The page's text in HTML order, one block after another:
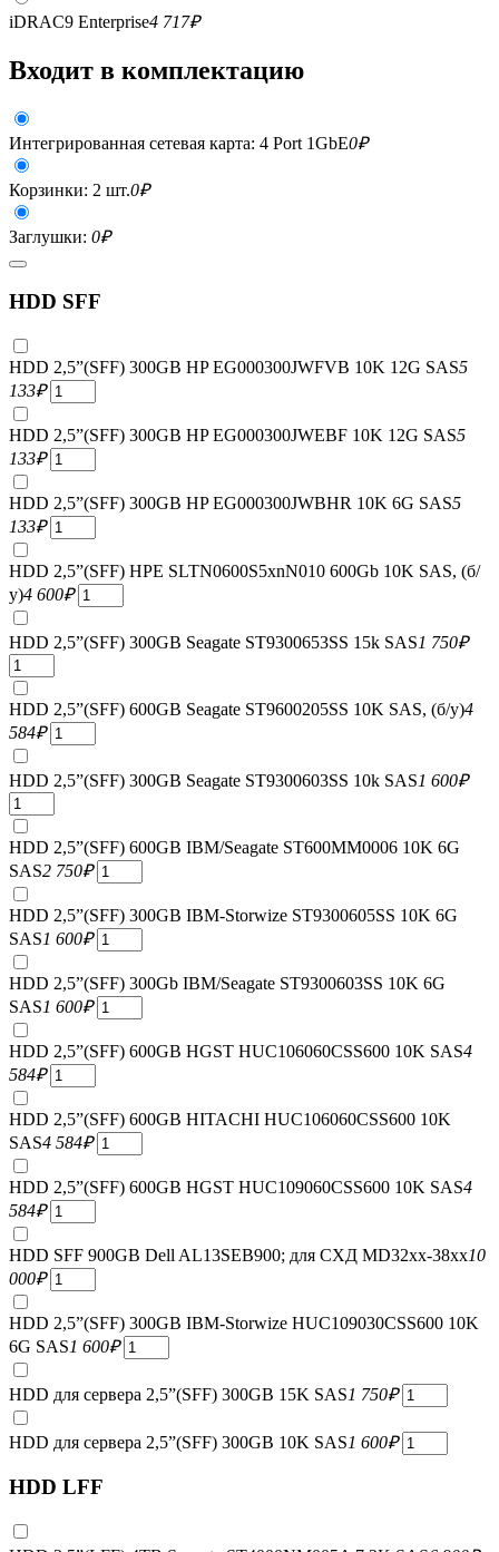
iDRAC9 Enterprise4 717₽
Входит в комплектацию
Интегрированная сетевая карта: 4 Port 1GbE0₽
Корзинки: 2 шт.0₽
Заглушки: 0₽
HDD SFF
HDD 2,5”(SFF) 300GB HP EG000300JWFVB 10K 12G SAS5
133₽
HDD 2,5”(SFF) 300GB HP EG000300JWEBF 10K 12G SAS5
133₽
HDD 2,5”(SFF) 300GB HP EG000300JWBHR 10K 6G SAS5
133₽
HDD 2,5”(SFF) HPE SLTN0600S5xnN010 600Gb 10K SAS, (б/
у)4 600₽
HDD 2,5”(SFF) 300GB Seagate ST9300653SS 15k SAS1 750₽
HDD 2,5”(SFF) 600GB Seagate ST9600205SS 10K SAS, (б/у)4
584₽
HDD 2,5”(SFF) 300GB Seagate ST9300603SS 10k SAS1 600₽
HDD 2,5”(SFF) 600GB IBM/Seagate ST600MM0006 10K 6G
SAS2 750₽
HDD 2,5”(SFF) 300GB IBM-Storwize ST9300605SS 10K 6G
SAS1 600₽
HDD 2,5”(SFF) 300Gb IBM/Seagate ST9300603SS 10K 6G
SAS1 600₽
HDD 2,5”(SFF) 600GB HGST HUC106060CSS600 10K SAS4
584₽
HDD 2,5”(SFF) 600GB HITACHI HUC106060CSS600 10K
SAS4 584₽
HDD 2,5”(SFF) 600GB HGST HUC109060CSS600 10K SAS4
584₽
HDD SFF 900GB Dell AL13SEB900; для СХД MD32xx-38xx10
000₽
HDD 2,5”(SFF) 300GB IBM-Storwize HUC109030CSS600 10K
6G SAS1 600₽
HDD для сервера 2,5”(SFF) 300GB 15K SAS1 750₽
HDD для сервера 2,5”(SFF) 300GB 10K SAS1 600₽
HDD LFF